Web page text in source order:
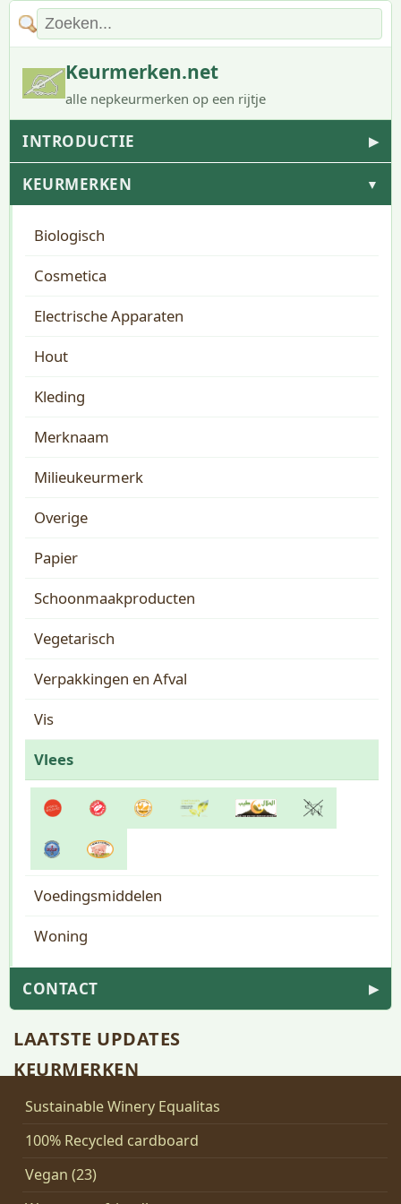
Keurmerken.net
alle nepkeurmerken op een rijtje
INTRODUCTIE ▶
KEURMERKEN ▼
Biologisch
Cosmetica
Electrische Apparaten
Hout
Kleding
Merknaam
Milieukeurmerk
Overige
Papier
Schoonmaakproducten
Vegetarisch
Verpakkingen en Afval
Vis
Vlees
Voedingsmiddelen
Woning
CONTACT ▶
LAATSTE UPDATES
KEURMERKEN
Sustainable Winery Equalitas
100% Recycled cardboard
Vegan (23)